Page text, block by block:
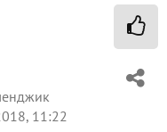
11:22